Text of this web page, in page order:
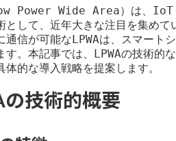
Power Wide Area）は、
として、近年大きな注目を集め
通信が可能なLPWAは、スマート
す。本記事では、LPWAの技術的
体的な導入戦略を提案します。
の技術的概要